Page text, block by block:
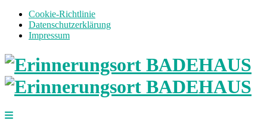
Cookie-Richtlinie
Datenschutzerklärung
Impressum